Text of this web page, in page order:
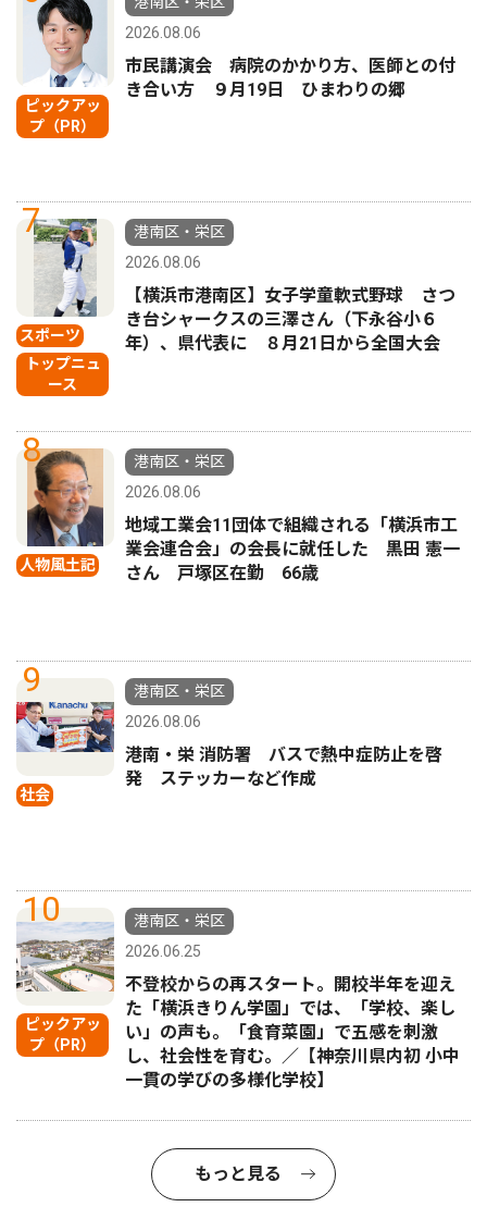
ピックアッ
プ（PR）
2026.08.06
市民講演会 病院のかかり方、医師との付
き合い方 ９月19日 ひまわりの郷
7
スポーツ
トップニュ
ース
港南区・栄区
2026.08.06
【横浜市港南区】女子学童軟式野球 さつ
き台シャークスの三澤さん（下永谷小６
年）、県代表に ８月21日から全国大会
8
人物風土記
港南区・栄区
2026.08.06
地域工業会11団体で組織される「横浜市工
業会連合会」の会長に就任した 黒田 憲一
さん 戸塚区在勤 66歳
9
社会
港南区・栄区
2026.08.06
港南・栄 消防署 バスで熱中症防止を啓
発 ステッカーなど作成
10
ピックアッ
プ（PR）
港南区・栄区
2026.06.25
不登校からの再スタート。開校半年を迎え
た「横浜きりん学園」では、「学校、楽し
い」の声も。「食育菜園」で五感を刺激
し、社会性を育む。／【神奈川県内初 小中
一貫の学びの多様化学校】
もっと見る